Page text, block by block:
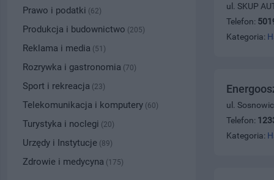
ul. SKUP
Telefon:
Kategoria:
ul.
Telefon:
Kategoria:
Prawo i podatki (62)
Produkcja i budownictwo (205)
Reklama i media (51)
Rozrywka i gastronomia (70)
Sport i rekreacja (23)
Telekomunikacja i komputery (60)
Turystyka i noclegi (20)
Urzędy i Instytucje (89)
Zdrowie i medycyna (175)